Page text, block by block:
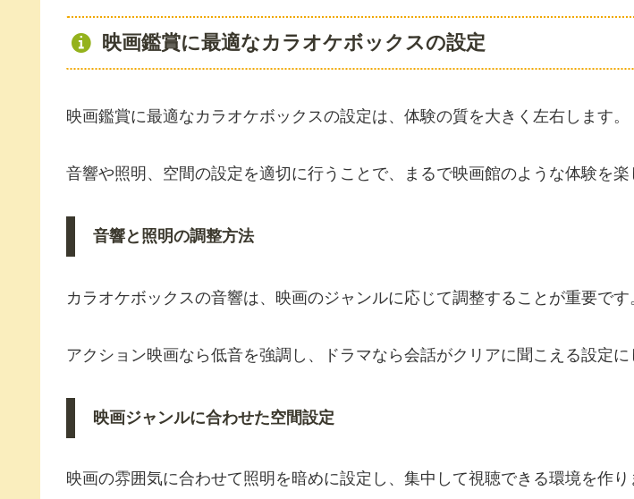
映画鑑賞に最適なカラオケボックスの設定
映画鑑賞に最適なカラオケボックスの設定は、体験の質を大きく左右します。
音響や照明、空間の設定を適切に行うことで、まるで映画館のような体験を楽
音響と照明の調整方法
カラオケボックスの音響は、映画のジャンルに応じて調整することが重要です
アクション映画なら低音を強調し、ドラマなら会話がクリアに聞こえる設定に
映画ジャンルに合わせた空間設定
映画の雰囲気に合わせて照明を暗めに設定し、集中して視聴できる環境を作り